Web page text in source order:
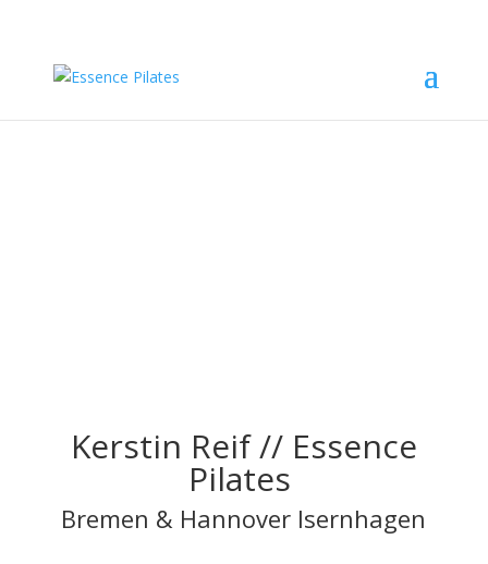
Kerstin Reif // Essence
Pilates
Bremen & Hannover Isernhagen